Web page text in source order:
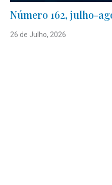
Número 162, julho-
26 de Julho, 2026